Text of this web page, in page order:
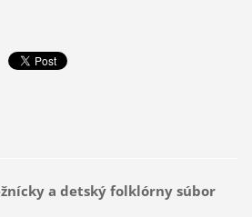
a detský folklórny súbor